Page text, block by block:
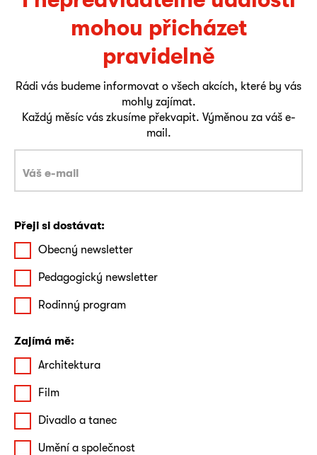
mohou přicházet
pravidelně
Rádi vás budeme informovat o všech akcích, které by vás
mohly zajímat.
Každý měsíc vás zkusíme překvapit. Výměnou za váš e-
mail.
Přeji si dostávat:
Obecný newsletter
Pedagogický newsletter
Rodinný program
Zajímá mě:
Architektura
Film
Divadlo a tanec
Umění a společnost